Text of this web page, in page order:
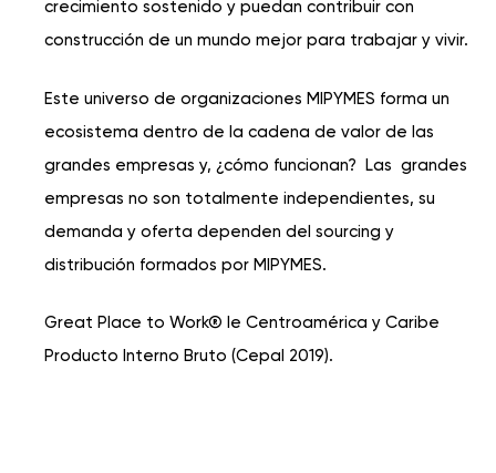
crecimiento sostenido y puedan contribuir con
construcción de un mundo mejor para trabajar y vivir.
Este universo de organizaciones MIPYMES forma un
ecosistema dentro de la cadena de valor de las
grandes empresas y, ¿cómo funcionan? Las grandes
empresas no son totalmente independientes, su
demanda y oferta dependen del sourcing y
distribución formados por MIPYMES.
Great Place to Work® le Centroamérica y Caribe
Producto Interno Bruto (Cepal 2019).